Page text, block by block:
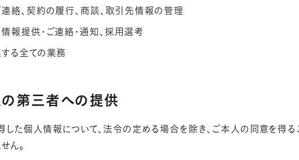
絡、契約の履行、商談、取引先情報の管理
報提供・ご連絡・通知、採用選考
る全ての業務
第三者への提供
した個人情報について、法令の定める場合を除き、ご本人の同意を得
ん。